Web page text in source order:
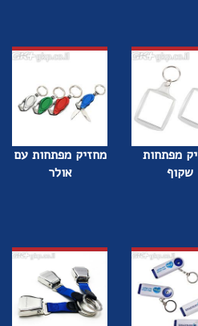
מפתחות
שקוף
מחזיק מפתחות עם
אולר